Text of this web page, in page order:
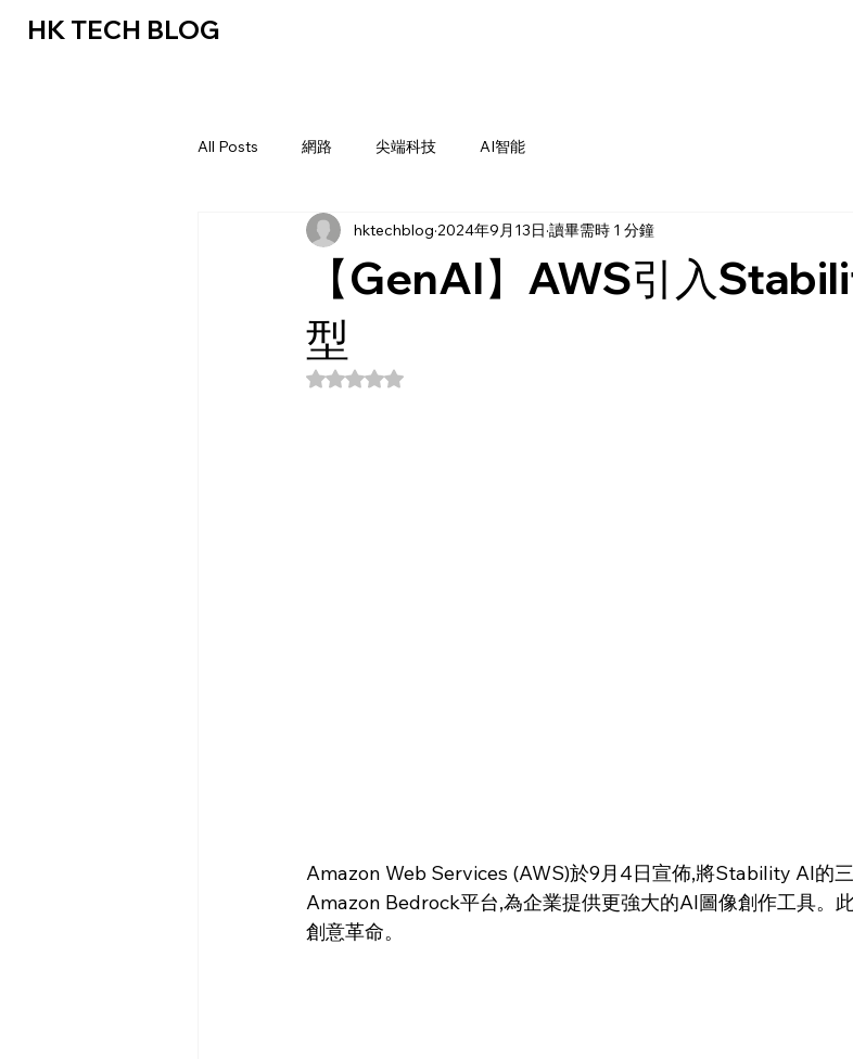
HK TECH BLOG
All Posts 網路 尖端科技 AI智能
【GenAI】AWS引入
型
hktechblog 2024年9月13日 讀畢需時 1 分鐘
評等為 NaN（最高為 5 顆星）。
Amazon Web Services (AWS)於9月4日宣佈,將Stability AI的
Amazon Bedrock平台,為企業提供更強大的AI圖像創作工具。
創意革命。